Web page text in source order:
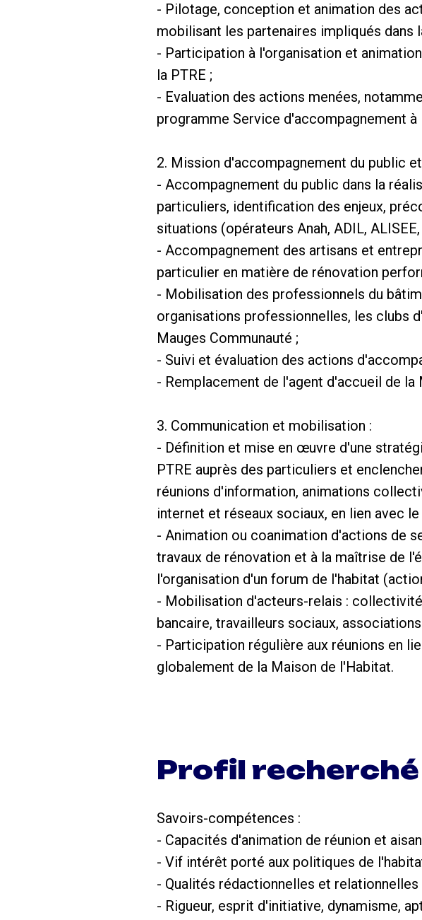
- Pilotage, conception et animation des
mobilisant les partenaires impliqués dans
- Participation à l'organisation et
la PTRE ;
- Evaluation des actions menées,
programme Service d'accompagnement
2. Mission d'accompagnement du public
- Accompagnement du public dans la
particuliers, identification des enjeux,
situations (opérateurs Anah, ADIL,
- Accompagnement des artisans et
particulier en matière de rénovation
- Mobilisation des professionnels du
organisations professionnelles, les clubs
Mauges Communauté ;
- Suivi et évaluation des actions
- Remplacement de l'agent d'accueil de
3. Communication et mobilisation :
- Définition et mise en œuvre d'une
PTRE auprès des particuliers et
réunions d'information, animations
internet et réseaux sociaux, en lien avec
- Animation ou coanimation d'actions de
travaux de rénovation et à la maîtrise de
l'organisation d'un forum de l'habitat
- Mobilisation d'acteurs-relais :
bancaire, travailleurs sociaux,
- Participation régulière aux réunions en
globalement de la Maison de l'Habitat.
Profil recherché
Savoirs-compétences :
- Capacités d'animation de réunion et
- Vif intérêt porté aux politiques de
- Qualités rédactionnelles et relationnelles
- Rigueur, esprit d'initiative, dynamisme,